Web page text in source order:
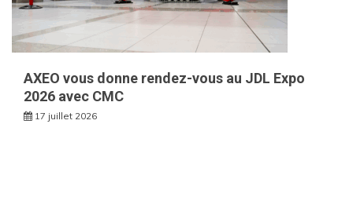
AXEO vous donne rendez-vous au JDL Expo
2026 avec CMC
17 juillet 2026